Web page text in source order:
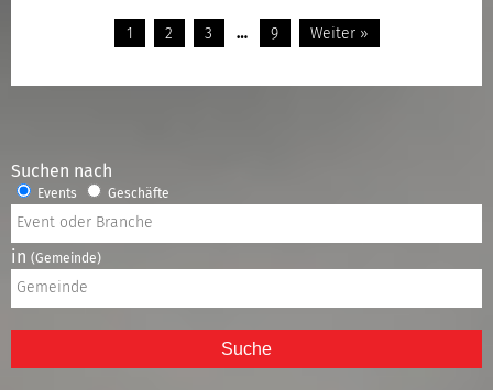
1 2 3 … 9 Weiter »
Suchen nach
Events Geschäfte
in (Gemeinde)
Suche